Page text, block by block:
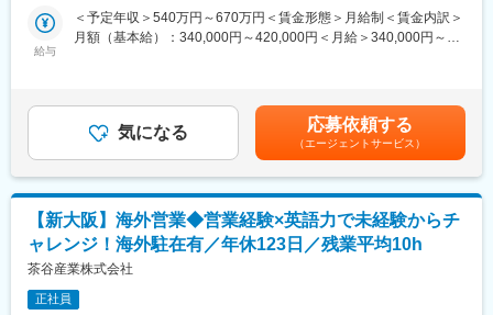
産業機器・電子機器・インテリア雑貨・建築資材まで幅広い商品
を取り扱う老舗グローバル総合商社である当社にて、海外営業業
務をお任せいたします。
日本国内のメーカーと海外の顧客企業を繋ぐ架け橋となり、世界
を舞台にご活躍いただきます。将来的には海外駐在（ドバイ）に
てご活躍いただくことを期待しております。
【商品】エアコン・自動車・精密部品
【出張】国内(月1～2回)・海外(年1～2回) ※期間は1～2週間程
・国内外顧客との折衝（電話・メール・Web打ち合わせ）
給与
＜予定年収＞540万円～670万円＜賃金形態＞月給制＜賃金内訳＞
月額（基本給）：340,000円～420,000円＜月給＞340,000円～
実績4.6ヶ月分）■海外給与/ドバイ駐在時(32歳独身者)月給（海外
勤務手当等含む）：480,000円想定年収：720万円賃金はあくまで
も目安の金額であり、選考を通じて上下する可能性があります。
月給(月額)は固定手当を含めた表記です。
気になる 応募依頼する
（エージェントサービス）
【新大阪】海外営業◆営業経験×英語力で未経験からチ
ャレンジ！海外駐在有／年休123日／残業平均10h
茶谷産業株式会社
正社員